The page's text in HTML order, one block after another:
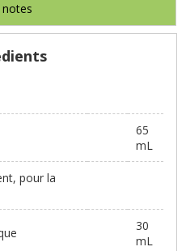
65
mL
pour la
30
mL